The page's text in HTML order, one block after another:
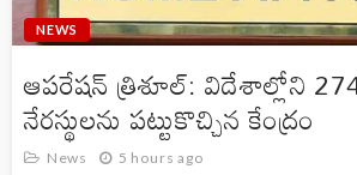
NEWS
ఆపరేషన్ త్రిశూల్: విదేశాల్లోని
నేరస్థులను పట్టుకొచ్చిన కేంద్రం
News 5 hours ago